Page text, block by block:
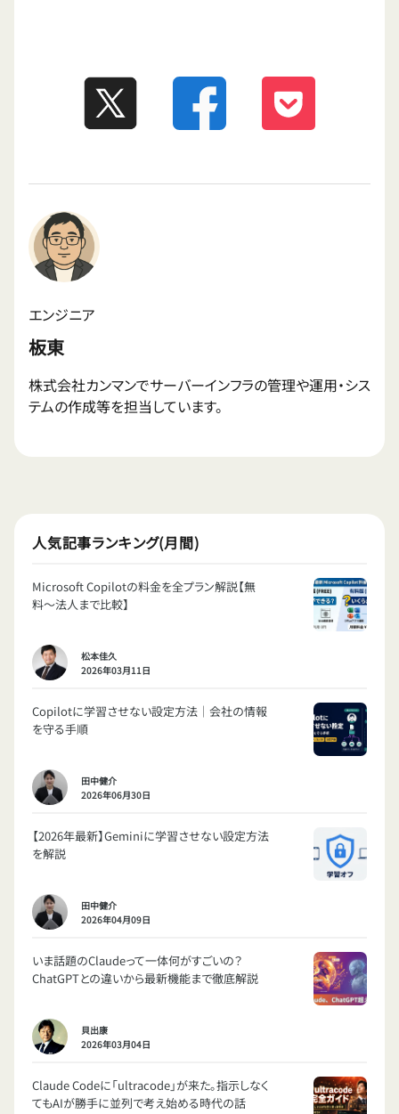
エンジニア
板東
株式会社カンマンでサーバーインフラの管理や運用・シス
テムの作成等を担当しています。
人気記事ランキング(月間)
Microsoft Copilotの料金を全プラン解説【無
料〜法人まで比較】
松本佳久
2026年03月11日
Copilotに学習させない設定方法｜会社の情報
を守る手順
田中健介
2026年06月30日
【2026年最新】Geminiに学習させない設定方法
を解説
田中健介
2026年04月09日
いま話題のClaudeって一体何がすごいの？
ChatGPTとの違いから最新機能まで徹底解説
貝出康
2026年03月04日
Claude Codeに「ultracode」が来た。指示しなく
てもAIが勝手に並列で考え始める時代の話